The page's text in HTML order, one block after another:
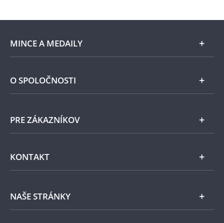
MINCE A MEDAILY
Len v Národnej Pokladnici
Pamätné medaily
100. výročie vzniku Česko-Slovenska
O SPOLOČNOSTI
Národná Pokladnica
PRE ZÁKAZNÍKOV
Všeobecné obchodné podmienky
Ochrana osobných údajov
KONTAKT
Napíšte nám
NAŠE STRÁNKY